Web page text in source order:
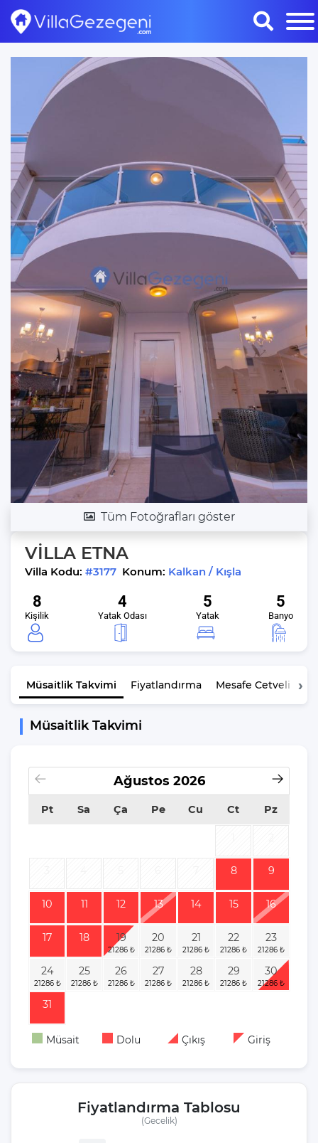
Tüm Fotoğrafları göster
VİLLA ETNA
Villa Kodu: #3177 Konum: Kalkan / Kışla
8
Kişilik
4
Yatak Odası
5
Yatak
5
Banyo
Müsaitlik Takvimi Fiyatlandırma Mesafe Cetveli
Müsaitlik Takvimi
Ağustos 2026
Pt Sa Ça Pe Cu Ct Pz
8 9
10 11 12 13 14 15 16
17 18 19 20 21 22 23
24 25 26 27 28 29 30
31
Müsait Dolu Çıkış Giriş
Fiyatlandırma Tablosu
(Gecelik)